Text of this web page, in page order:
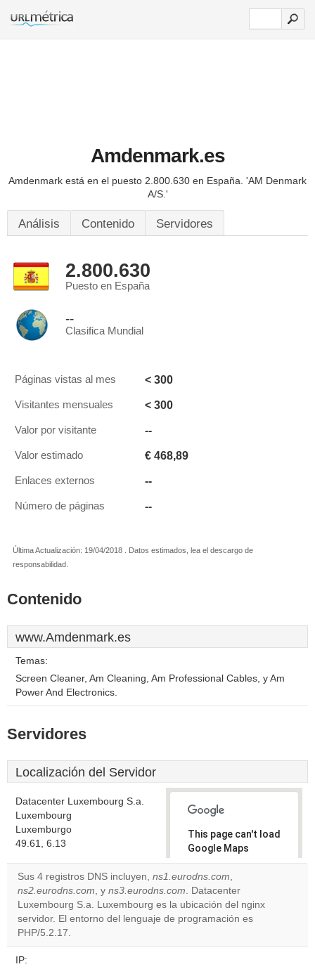
Amdenmark.es
Amdenmark está en el puesto 2.800.630 en España. 'AM Denmark
A/S.'
Análisis Contenido Servidores
2.800.630
Puesto en España
--
Clasifica Mundial
Páginas vistas al mes < 300
Visitantes mensuales < 300
Valor por visitante --
Valor estimado € 468,89
Enlaces externos --
Número de páginas --
Última Actualización: 19/04/2018 . Datos estimados, lea el descargo de
responsabilidad.
Contenido
www.Amdenmark.es
Temas:
Screen Cleaner, Am Cleaning, Am Professional Cables, y Am
Power And Electronics.
Servidores
Localización del Servidor
Datacenter Luxembourg S.a.
Luxembourg
Luxemburgo
49.61, 6.13
This page can't load
Google Maps
correctly.
Do you
own this
website?
Sus 4 registros DNS incluyen, ns1.eurodns.com,
ns2.eurodns.com, y ns3.eurodns.com. Datacenter
Luxembourg S.a. Luxembourg es la ubicación del nginx
servidor. El entorno del lenguaje de programación es
PHP/5.2.17.
IP: